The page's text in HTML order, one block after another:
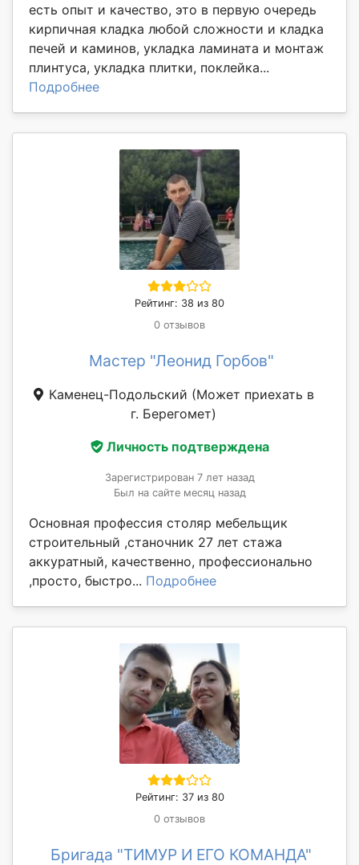
есть опыт и качество, это в первую очередь
кирпичная кладка любой сложности и кладка
печей и каминов, укладка ламината и монтаж
плинтуса, укладка плитки, поклейка...
Подробнее
Рейтинг: 38 из 80
0 отзывов
Мастер "Леонид Горбов"
Каменец-Подольский (Может приехать в
г. Берегомет)
Личность подтверждена
Зарегистрирован 7 лет назад
Был на сайте месяц назад
Основная профессия столяр мебельщик
строительный ,станочник 27 лет стажа
аккуратный, качественно, профессионально
,просто, быстро... Подробнее
Рейтинг: 37 из 80
0 отзывов
Бригада "ТИМУР И ЕГО КОМАНДА"